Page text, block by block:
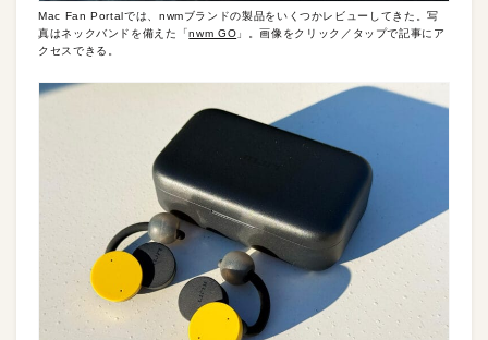
Mac Fan Portalでは、nwmブランドの製品をいくつかレビューしてきた。写
真はネックバンドを備えた「nwm GO 」。画像をクリック／タップで記事にア
クセスできる。